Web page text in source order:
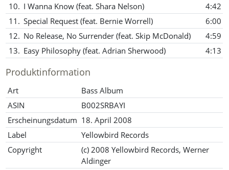
10. I Wanna Know (feat. Shara Nelson)
4:42
11. Special Request (feat. Bernie Worrell)
6:00
12. No Release, No Surrender (feat. Skip McDonald)
4:59
13. Easy Philosophy (feat. Adrian Sherwood) 4:13
Produktinformation
Art
Bass Album
ASIN
B002SRBAYI
Erscheinungsdatum 18. April 2008
Label
Yellowbird Records
Copyright
(c) 2008 Yellowbird Records, Werner
Aldinger